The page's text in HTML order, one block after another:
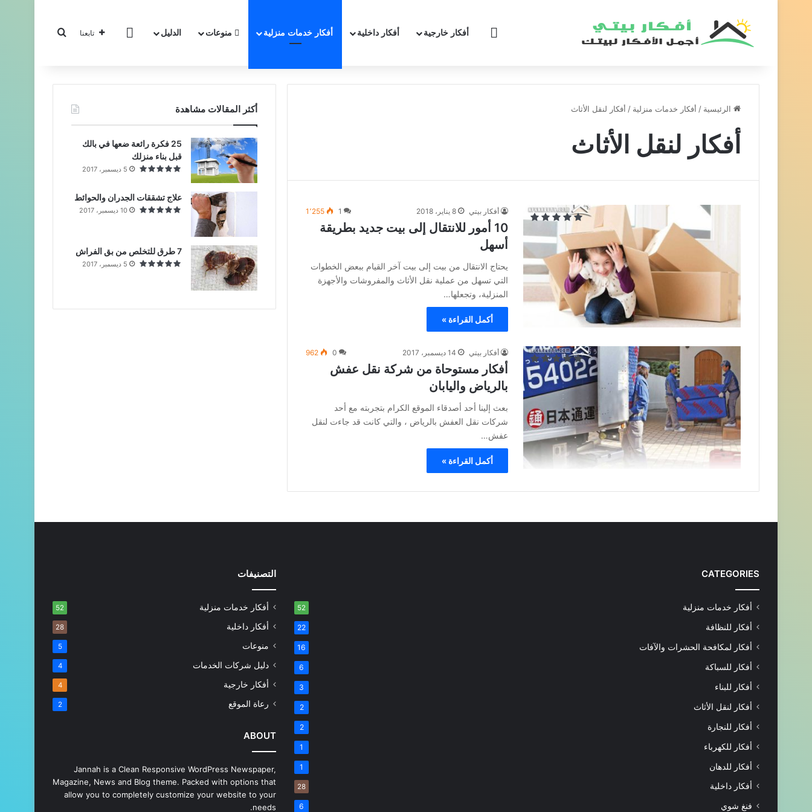
الرئيسيةأفكار خارجية أفكار داخلية أفكار خدمات منزلية منوعات الدليل تواصل معناتابعنا
الرئيسية / أفكار خدمات منزلية / أفكار لنقل الأثاث
أفكار لنقل الأثاث
أفكار بيتي 8 يناير، 2018 1 1٬255
10 أمور للانتقال إلى بيت جديد بطريقة
أسهل
يحتاج الانتقال من بيت إلى بيت آخر القيام ببعض الخطوات
التي تسهل من عملية نقل الأثاث والمفروشات والأجهزة
المنزلية، وتجعلها…
أكمل القراءة »
أفكار بيتي 14 ديسمبر، 2017 0
962
أفكار مستوحاة من شركة نقل عفش
بالرياض واليابان
بعث إلينا أحد أصدقاء الموقع الكرام بتجربته مع أحد
شركات نقل العفش بالرياض ، والتي كانت قد جاءت لنقل
عفش…
أكمل القراءة »
أكثر المقالات مشاهدة
25 فكرة رائعة ضعها في بالك
قبل بناء منزلك
5 ديسمبر، 2017
علاج تشققات الجدران والحوائط
10 ديسمبر، 2017
7 طرق للتخلص من بق الفراش
5 ديسمبر، 2017
CATEGORIES
أفكار خدمات منزلية 52
أفكار للنظافة 22
أفكار لمكافحة الحشرات والآفات 16
أفكار للسباكة 6
أفكار للبناء 3
أفكار لنقل الأثاث 2
أفكار للنجارة 2
أفكار للكهرباء 1
أفكار للدهان 1
أفكار داخلية 28
فنغ شوي 6
التصنيفات
أفكار خدمات منزلية 52
أفكار داخلية 28
منوعات 5
دليل شركات الخدمات 4
أفكار خارجية 4
رعاة الموقع 2
ABOUT
Jannah is a Clean Responsive WordPress Newspaper,
Magazine, News and Blog theme. Packed with options that
allow you to completely customize your website to your
needs.